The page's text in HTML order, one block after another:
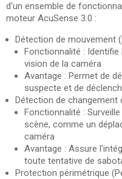
d'un ensemble de
moteur AcuSense 3.0 :
Détection de mouvement
Fonctionnalité :
vision de la caméra
Avantage : Permet de
suspecte et de
Détection de changement
Fonctionnalité :
scène, comme un
caméra
Avantage : Assure
toute tentative de
Protection périmétrique